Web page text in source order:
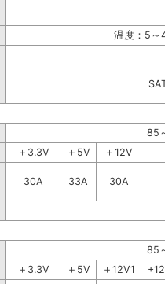
温度：5
85
＋3.3V ＋5V
＋12V
30A
33A
30A
85
＋3.3V ＋5V ＋12V1